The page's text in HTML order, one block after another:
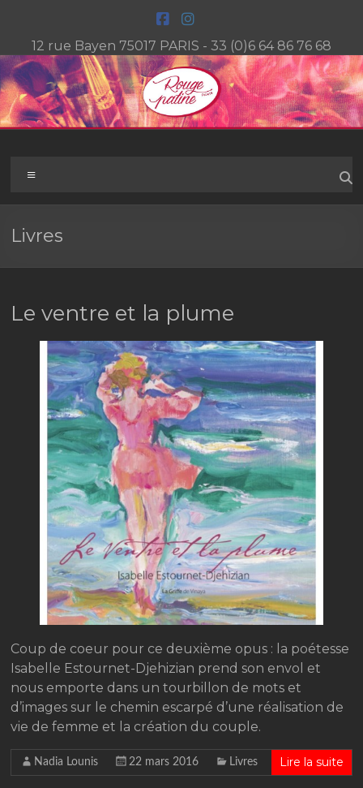
contenu12 rue Bayen 75017 PARIS - 33 (0)6 64 86 76 68
Rouge
Patine
Paris
artistiques
Livres
Le ventre et la plume
Coup de coeur pour ce deuxième opus : la poétesse
Isabelle Estournet-Djehizian prend son envol et
nous emporte dans un tourbillon de mots et
d’images sur le chemin escarpé d’une réalisation de
vie de femme et la création du couple.
Nadia Lounis 22 mars 2016 Livres Lire la suite